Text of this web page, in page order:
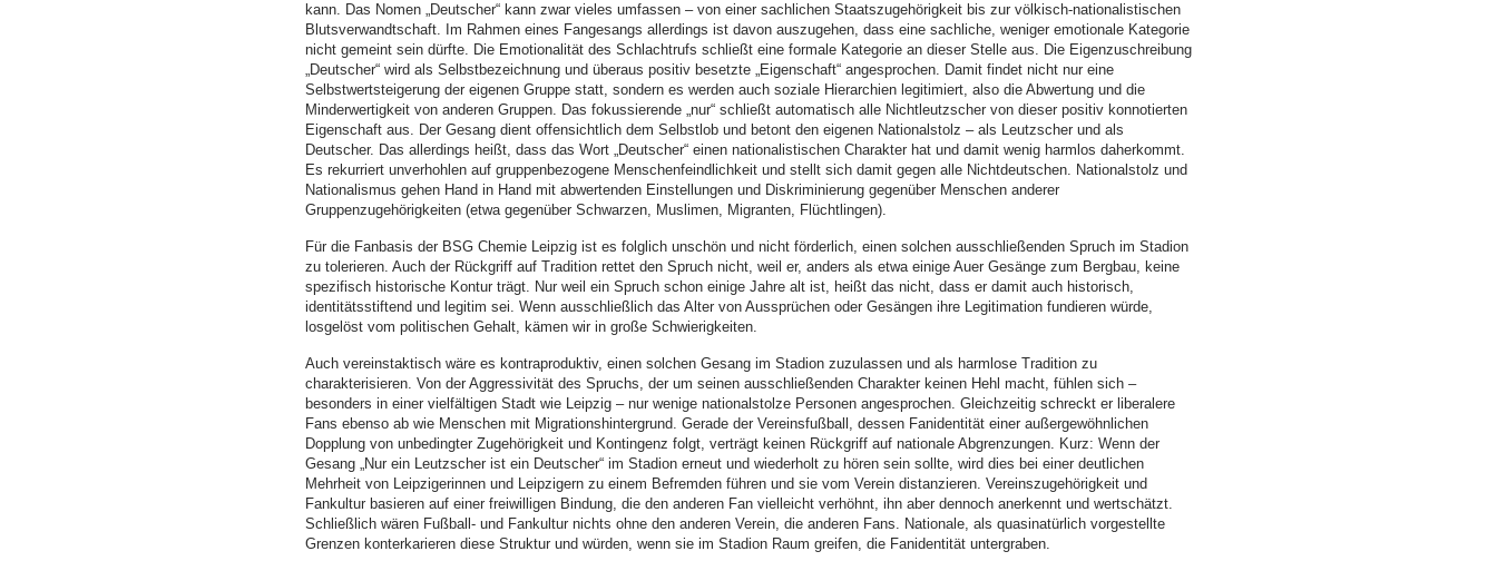
kann. Das Nomen „Deutscher“ kann zwar vieles umfassen – von einer sachlichen Staatszugehörigkeit bis zur völkisch-nationalistischen
Blutsverwandtschaft. Im Rahmen eines Fangesangs allerdings ist davon auszugehen, dass eine sachliche, weniger emotionale Kategorie
nicht gemeint sein dürfte. Die Emotionalität des Schlachtrufs schließt eine formale Kategorie an dieser Stelle aus. Die Eigenzuschreibung
„Deutscher“ wird als Selbstbezeichnung und überaus positiv besetzte „Eigenschaft“ angesprochen. Damit findet nicht nur eine
Selbstwertsteigerung der eigenen Gruppe statt, sondern es werden auch soziale Hierarchien legitimiert, also die Abwertung und die
Minderwertigkeit von anderen Gruppen. Das fokussierende „nur“ schließt automatisch alle Nichtleutzscher von dieser positiv konnotierten
Eigenschaft aus. Der Gesang dient offensichtlich dem Selbstlob und betont den eigenen Nationalstolz – als Leutzscher und als
Deutscher. Das allerdings heißt, dass das Wort „Deutscher“ einen nationalistischen Charakter hat und damit wenig harmlos daherkommt.
Es rekurriert unverhohlen auf gruppenbezogene Menschenfeindlichkeit und stellt sich damit gegen alle Nichtdeutschen. Nationalstolz und
Nationalismus gehen Hand in Hand mit abwertenden Einstellungen und Diskriminierung gegenüber Menschen anderer
Gruppenzugehörigkeiten (etwa gegenüber Schwarzen, Muslimen, Migranten, Flüchtlingen).
Für die Fanbasis der BSG Chemie Leipzig ist es folglich unschön und nicht förderlich, einen solchen ausschließenden Spruch im Stadion
zu tolerieren. Auch der Rückgriff auf Tradition rettet den Spruch nicht, weil er, anders als etwa einige Auer Gesänge zum Bergbau, keine
spezifisch historische Kontur trägt. Nur weil ein Spruch schon einige Jahre alt ist, heißt das nicht, dass er damit auch historisch,
identitätsstiftend und legitim sei. Wenn ausschließlich das Alter von Aussprüchen oder Gesängen ihre Legitimation fundieren würde,
losgelöst vom politischen Gehalt, kämen wir in große Schwierigkeiten.
Auch vereinstaktisch wäre es kontraproduktiv, einen solchen Gesang im Stadion zuzulassen und als harmlose Tradition zu
charakterisieren. Von der Aggressivität des Spruchs, der um seinen ausschließenden Charakter keinen Hehl macht, fühlen sich –
besonders in einer vielfältigen Stadt wie Leipzig – nur wenige nationalstolze Personen angesprochen. Gleichzeitig schreckt er liberalere
Fans ebenso ab wie Menschen mit Migrationshintergrund. Gerade der Vereinsfußball, dessen Fanidentität einer außergewöhnlichen
Dopplung von unbedingter Zugehörigkeit und Kontingenz folgt, verträgt keinen Rückgriff auf nationale Abgrenzungen. Kurz: Wenn der
Gesang „Nur ein Leutzscher ist ein Deutscher“ im Stadion erneut und wiederholt zu hören sein sollte, wird dies bei einer deutlichen
Mehrheit von Leipzigerinnen und Leipzigern zu einem Befremden führen und sie vom Verein distanzieren. Vereinszugehörigkeit und
Fankultur basieren auf einer freiwilligen Bindung, die den anderen Fan vielleicht verhöhnt, ihn aber dennoch anerkennt und wertschätzt.
Schließlich wären Fußball- und Fankultur nichts ohne den anderen Verein, die anderen Fans. Nationale, als quasinatürlich vorgestellte
Grenzen konterkarieren diese Struktur und würden, wenn sie im Stadion Raum greifen, die Fanidentität untergraben.